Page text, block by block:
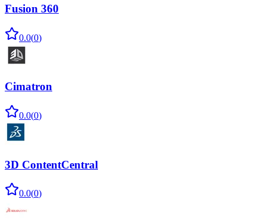
Fusion 360
0.0(0)
Cimatron
0.0(0)
3D ContentCentral
0.0(0)